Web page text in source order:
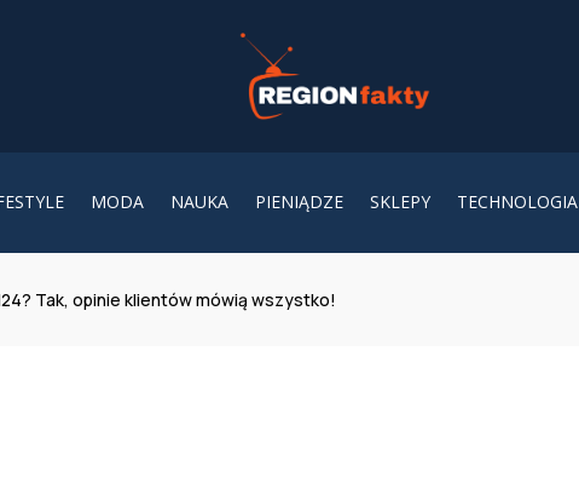
MODA NAUKA PIENIĄDZE SKLEPY TECHNOLOGIA
Tak, opinie klientów mówią wszystko!